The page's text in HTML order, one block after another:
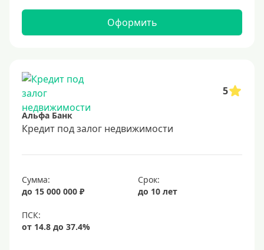
Оформить
5
Альфа Банк
Кредит под залог недвижимости
Сумма:
до 15 000 000 ₽
Срок:
до 10 лет